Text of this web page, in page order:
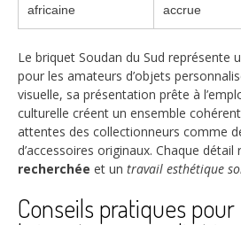
africaine
accrue
Le briquet Soudan du Sud représente
pour les amateurs d’objets
visuelle, sa présentation prête à
culturelle créent un ensemble
attentes des collectionneurs comme
d’accessoires originaux. Chaque détail
recherchée et un travail esthétique
Conseils pratiques